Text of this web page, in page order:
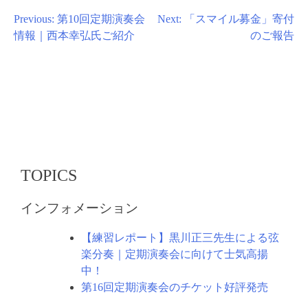
投
稿
ョ
Previous: 第10回定期演奏会
情報｜西本幸弘氏ご紹介
Next:
「スマイル募金」寄付
のご報告
TOPICS
インフォメーション
【練習レポート】黒川正三先生による弦
楽分奏｜定期演奏会に向けて士気高揚
中！
第16回定期演奏会のチケット好評発売